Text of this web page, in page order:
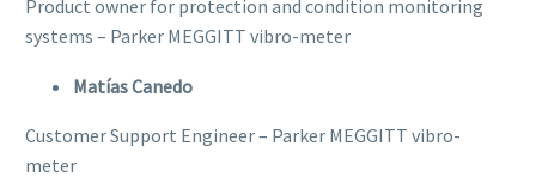
Product owner for protection and condition monitoring
systems – Parker MEGGITT vibro-meter
Matías Canedo
Customer Support Engineer – Parker MEGGITT vibro-
meter